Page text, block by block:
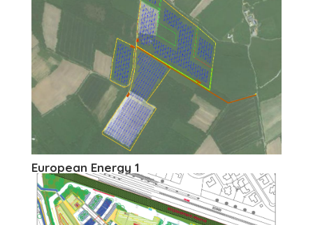
European Energy 1